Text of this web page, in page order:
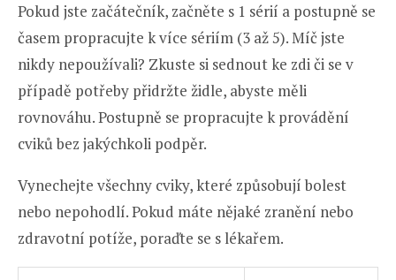
Pokud jste začátečník, začněte s 1 sérií a postupně se
časem propracujte k více sériím (3 až 5). Míč jste
nikdy nepoužívali? Zkuste si sednout ke zdi či se v
případě potřeby přidržte židle, abyste měli
rovnováhu. Postupně se propracujte k provádění
cviků bez jakýchkoli podpěr.
Vynechejte všechny cviky, které způsobují bolest
nebo nepohodlí. Pokud máte nějaké zranění nebo
zdravotní potíže, poraďte se s lékařem.